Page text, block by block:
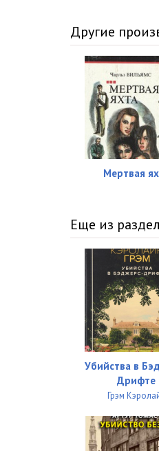
Глава 16
Глава 17
Глава 18
Глава 19
Глава 20
Глава 23
Глава 24
Другие
Мертвая
Еще из
Убийства в
Дрифте
Грэм